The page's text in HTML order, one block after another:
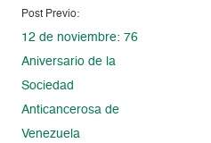
Post Previo:
12 de noviembre: 76
Aniversario de la
Sociedad
Anticancerosa de
Venezuela